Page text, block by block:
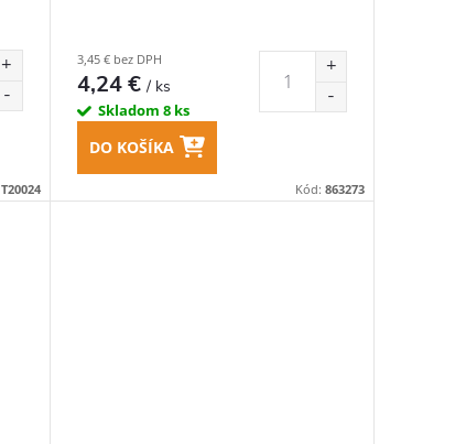
T20024
3,45 € bez DPH
4,24 €/ ks
Skladom 8 ks
DO KOŠÍKA
Kód: 863273